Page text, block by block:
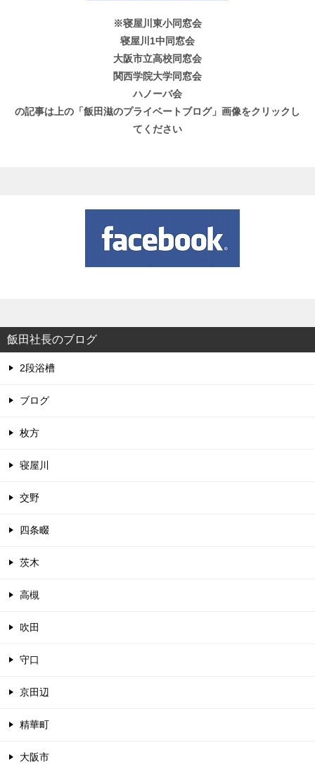
※寝屋川東小同窓会
寝屋川1中同窓会
大阪市立高校同窓会
関西学院大学同窓会
ハノーバ会
の記事は上の「飯田滋のプライベートブログ」画像をクリックし
てください
飯田社長のブログ
2段浴槽
ブログ
枚方
寝屋川
交野
四条畷
茨木
高槻
吹田
守口
京田辺
精華町
大阪市